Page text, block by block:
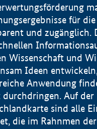
für
und zugänglich.
Wissenschaft und
Ideen
Anwendung
Auf der
sind alle
die im Rahnmen der